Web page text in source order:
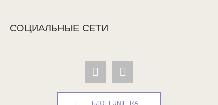
СОЦИАЛЬНЫЕ СЕТИ
БЛОГ LUNIFERA